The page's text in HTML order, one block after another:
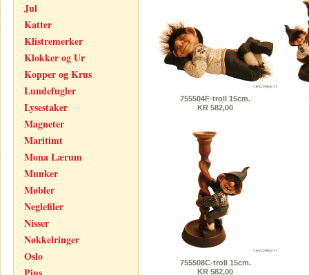
Jul
Katter
Klistremerker
Klokker og Ur
Kopper og Krus
Lundefugler
Lysestaker
Magneter
Maritimt
Mona Lærum
Munker
Møbler
Neglefiler
Nisser
Nøkkelringer
Oslo
755504F-troll 15cm.
KR 582,00
755508C-troll 15cm.
KR 582,00